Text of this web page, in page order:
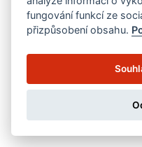
Copyright ©
fungování funkcí ze
přizpůsobení obsahu.